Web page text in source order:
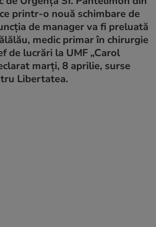
printr-o nouă schimbare de
de manager va fi preluată
medic primar în chirurgie
de lucrări la UMF „Carol
marți, 8 aprilie, surse
Libertatea.